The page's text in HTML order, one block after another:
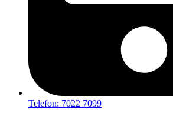
Telefon: 7022 7099